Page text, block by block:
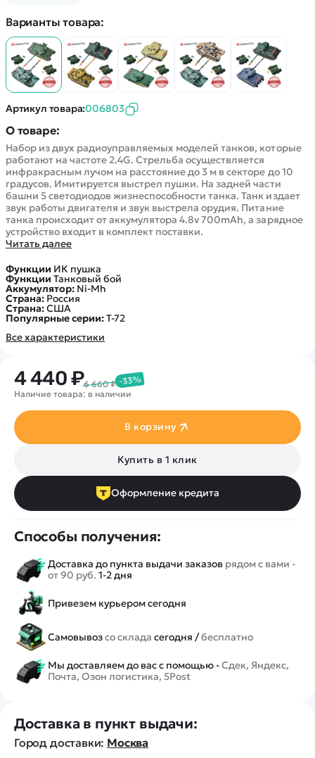
Варианты товара:
Артикул товара:006803
О товаре:
Набор из двух радиоуправляемых моделей танков, которые
работают на частоте 2.4G. Стрельба осуществляется
инфракрасным лучом на расстояние до 3 м в секторе до 10
градусов. Имитируется выстрел пушки. На задней части
башни 5 светодиодов жизнеспособности танка. Танк издает
звук работы двигателя и звук выстрела орудия. Питание
танка происходит от аккумулятора 4.8v 700mAh, а зарядное
устройство входит в комплект поставки.
Читать далее
Функции ИК пушка
Функции Танковый бой
Аккумулятор: Ni-Mh
Страна: Россия
Страна:США
Популярные серии:Т-72
Все характеристики
4 440 ₽6 660 ₽ -33%
Наличие товара: в наличии
В корзину
Купить в 1 клик
Оформление кредита
Способы получения:
Доставка до пункта выдачи заказов рядом с вами -
от 90 руб. 1-2 дня
Привезем курьером сегодня
Самовывозсо склада сегодня /бесплатно
Мы доставляем до вас с помощью -Сдек, Яндекс,
Почта, Озон логистика, 5Post
Доставка в пункт выдачи:
Город доставки: Москва
Катера
Роботы
Самолеты
Сборные модели
Детские электромобили
Железные дороги
Конструкторы
Запчасти для моделей
Статьи про беспилотники
Обзор квадрокоптеров
Аренда Квадрокоптеров
Покупка в кредит
Контакты
Оплата и доставка
Помощь
Отследить заказ
Оплата на сайте